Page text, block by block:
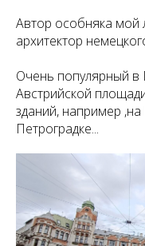
Автор особняка мой
архитектор
Очень популярный в
Австрийской
зданий, например
Петроградке...